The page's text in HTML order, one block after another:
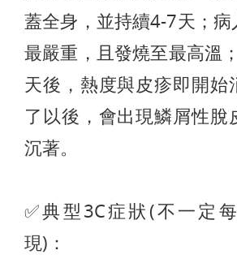
蓋全身，並持續4-7天；
最嚴重，且發燒至最高溫
天後，熱度與皮疹即開始
了以後，會出現鱗屑性脫
沉著。
✅典型3C症狀(不一定
現) ：